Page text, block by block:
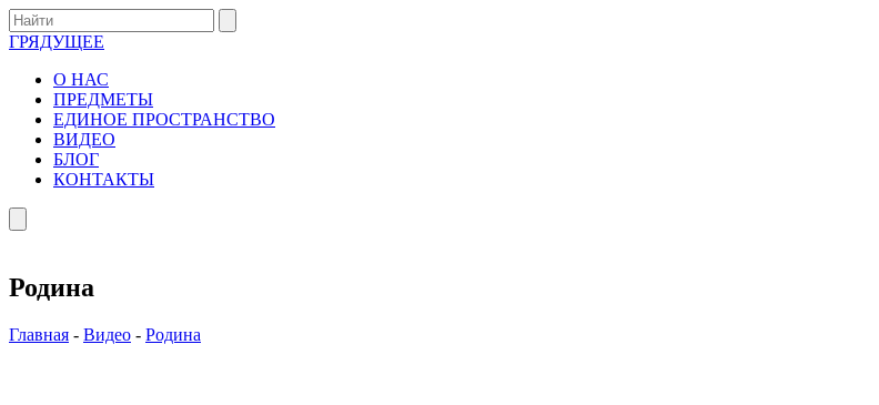
ГРЯДУЩЕЕ
О НАС
ПРЕДМЕТЫ
ЕДИНОЕ ПРОСТРАНСТВО
ВИДЕО
БЛОГ
КОНТАКТЫ
Родина
Главная - Видео - Родина